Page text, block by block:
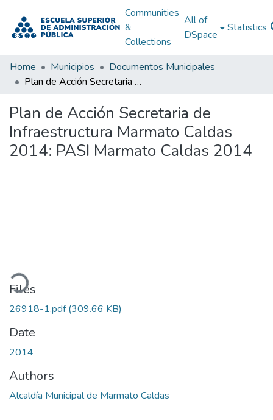
Communities
&
Collections
All of
DSpace
Statistics
Home Municipios
Documentos Municipales
Plan de Acción Secretaria de Infraestructura Marmato Caldas 2014: PASI Marmato Caldas 2014
Plan de Acción Secretaria de
Infraestructura Marmato Caldas
2014: PASI Marmato Caldas 2014
Files
26918-1.pdf(309.66 KB)
Date
2014
Authors
Alcaldía Municipal de Marmato Caldas